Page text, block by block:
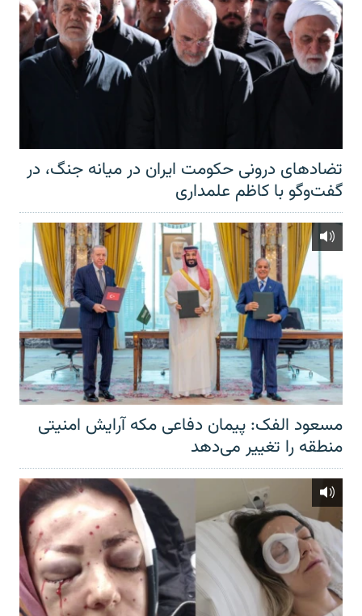
تضادهای درونی حکومت ایران در میانه جنگ، در
گفت‌‌وگو با کاظم علمداری
مسعود الفک: پیمان دفاعی مکه آرایش امنیتی
منطقه را تغییر می‌دهد